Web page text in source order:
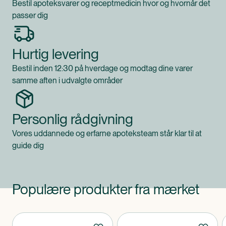
samtidig indtagelse af 1-2 glas væske (2-4 dl).
SylliFlor nedsætter passagetiden i tarmen og kan
muligvis påvirke optagelsen af medicin. Tag derfor
ikke samtidig med medicin, men mindst 1 time før eller
2 timer efter.
Kosttilskud bør ikke træde i stedet for en varieret kost.
Klassificeret som
Produktet er et kosttilskud.
Bestil apoteksvarer og receptmedicin hvor og hvornår det
passer dig
Hurtig levering
Bestil inden 12:30 på hverdage og modtag dine varer
samme aften i udvalgte områder
Personlig rådgivning
Vores uddannede og erfarne apoteksteam står klar til at
guide dig
Populære produkter fra mærket
Produkter